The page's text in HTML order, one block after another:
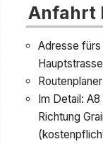
Anfahrt
Adresse fürs
Im Detail:
Richtung